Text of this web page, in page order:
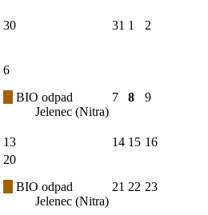
30 31 1 2
6
BIO odpad
Jelenec (Nitra)
7 8 9
13 14 15 16
20
BIO odpad
Jelenec (Nitra)
21 22 23